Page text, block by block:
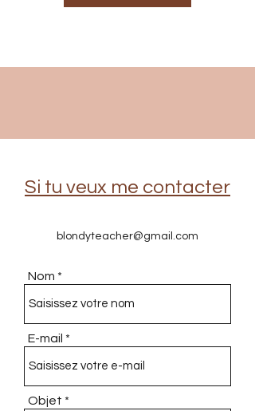
Si tu veux me contacter
blondyteacher@gmail.com
Nom
E-mail
Objet